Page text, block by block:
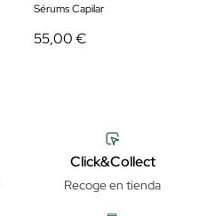
Sérums Capilar
55,00 €
Click&Collect
Recoge en tienda